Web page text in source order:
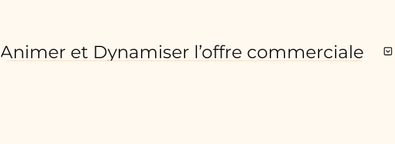
Animer et Dynamiser l’offre commerciale